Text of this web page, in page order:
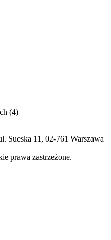
(4)
11, 02-761 Warszawa
prawa zastrzeżone.